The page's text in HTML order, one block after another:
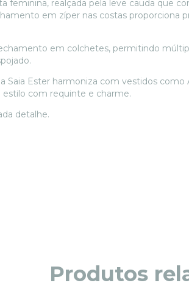
feminina, realçada pela leve cauda que
em zíper nas costas proporciona
em colchetes, permitindo
Saia Ester harmoniza com vestidos como
estilo com requinte e charme.
detalhe.
Produtos